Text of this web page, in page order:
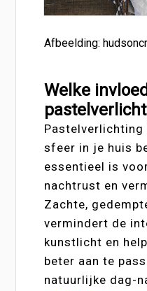
Afbeelding:
Welke
Pastelverlichting
sfeer in je huis
essentieel is
nachtrust en
Zachte,
vermindert de
kunstlicht en
beter aan te
natuurlijke dag-